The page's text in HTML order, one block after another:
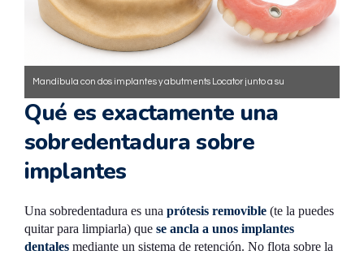
Mandíbula con dos implantes y abutments Locator junto a su
sobredentadura inferior.
Qué es exactamente una
sobredentadura sobre
implantes
Una sobredentadura es una prótesis removible (te la puedes
quitar para limpiarla) que se ancla a unos implantes
dentales mediante un sistema de retención. No flota sobre la